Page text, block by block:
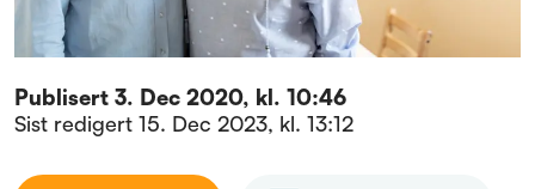
Publisert 3. Dec 2020, kl. 10:46
Sist redigert 15. Dec 2023, kl. 13:12